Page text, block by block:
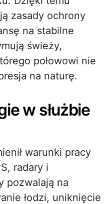
zasady ochrony
na stabilne
świeży,
połowowi nie
na naturę.
w służbie
warunki pracy
radary i
pozwalają na
łodzi, uniknięcie